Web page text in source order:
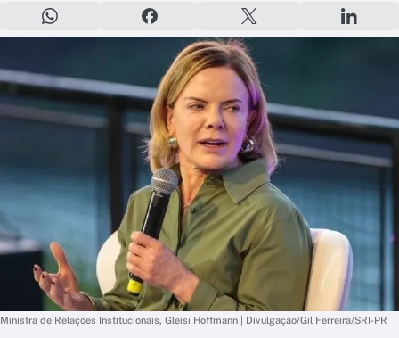
Ministra de Relações Institucionais, Gleisi Hoffmann | Divulgação/Gil Ferreira/SRI-PR